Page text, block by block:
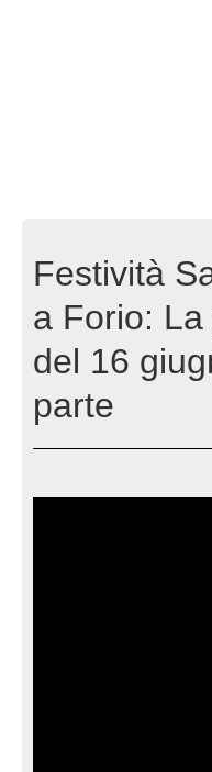
Festività
a Forio:
del 16
parte